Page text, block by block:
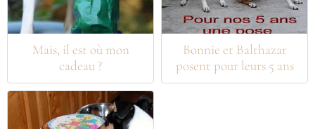
Mais, il est où mon
cadeau ?
Bonnie et Balthazar
posent pour leurs 5 ans